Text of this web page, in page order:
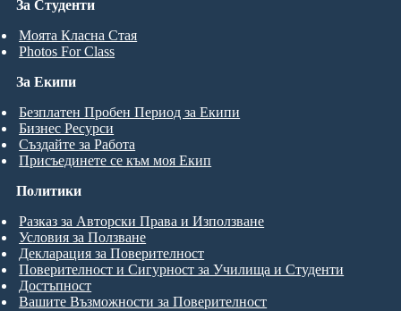
За Студенти
Моята Класна Стая
Photos For Class
За Екипи
Безплатен Пробен Период за Екипи
Бизнес Ресурси
Създайте за Работа
Присъединете се към моя Екип
Политики
Разказ за Авторски Права и Използване
Условия за Ползване
Декларация за Поверителност
Поверителност и Сигурност за Училища и Студенти
Достъпност
Вашите Възможности за Поверителност